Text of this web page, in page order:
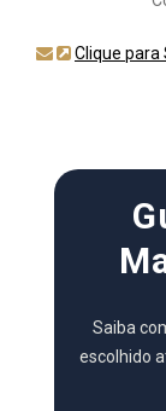
Clique para
Saiba
escolhido